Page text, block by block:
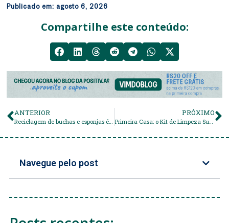
Publicado em:agosto 6, 2026
Compartilhe este conteúdo:
ANTERIOR PRÓXIMO
Navegue pelo post